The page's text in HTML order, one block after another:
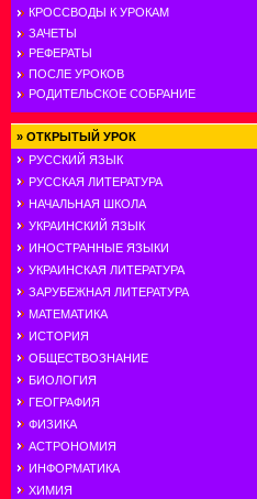
КРОССВОДЫ К УРОКАМ
ЗАЧЕТЫ
РЕФЕРАТЫ
ПОСЛЕ УРОКОВ
РОДИТЕЛЬСКОЕ СОБРАНИЕ
» ОТКРЫТЫЙ УРОК
РУССКИЙ ЯЗЫК
РУССКАЯ ЛИТЕРАТУРА
НАЧАЛЬНАЯ ШКОЛА
УКРАИНСКИЙ ЯЗЫК
ИНОСТРАННЫЕ ЯЗЫКИ
УКРАИНСКАЯ ЛИТЕРАТУРА
ЗАРУБЕЖНАЯ ЛИТЕРАТУРА
МАТЕМАТИКА
ИСТОРИЯ
ОБЩЕСТВОЗНАНИЕ
БИОЛОГИЯ
ГЕОГРАФИЯ
ФИЗИКА
АСТРОНОМИЯ
ИНФОРМАТИКА
ХИМИЯ